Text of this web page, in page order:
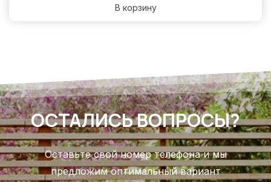
В корзину
ОСТАЛИСЬ ВОПРОСЫ?
Оставьте свой номер телефона и мы
предложим оптимальный вариант